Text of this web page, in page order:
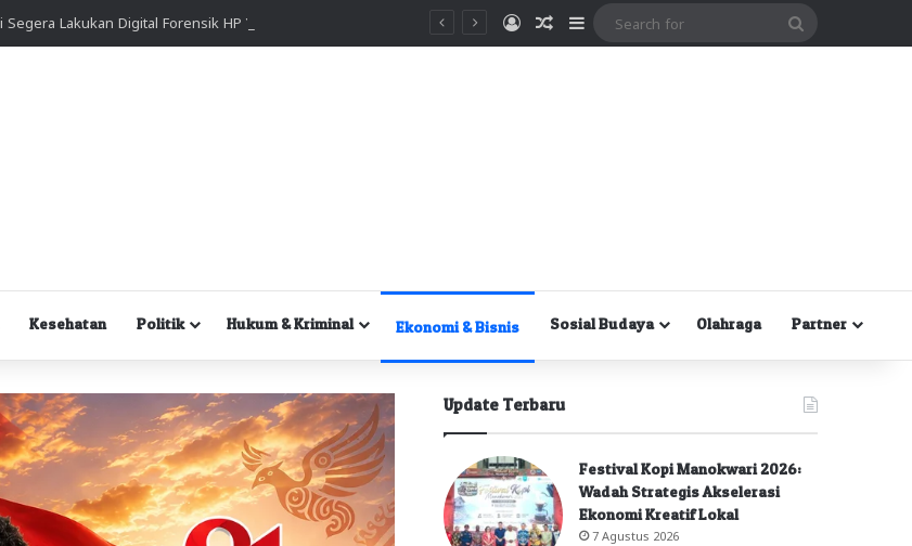
MasukRandom Article
Sidebar
Kesehatan Politik Hukum & Kriminal Ekonomi & Bisnis Sosial Budaya Olahraga Partner
Update Terbaru
Festival Kopi Manokwari 2026:
Wadah Strategis Akselerasi
Ekonomi Kreatif Lokal
7 Agustus 2026